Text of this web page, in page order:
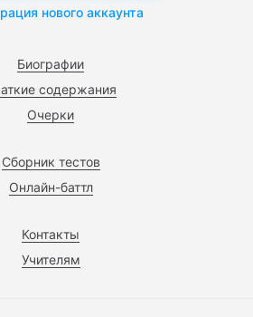
Биографии
содержания
Очерки
Сборник тестов
Онлайн-баттл
Контакты
Учителям
нового аккаунта